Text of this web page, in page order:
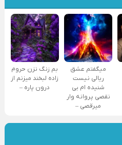
میگفتم عشق
ریالی نیست
شنیده ام بی
نقصی پروانه وار
میرقصی –
بم زنگ نزن حروم
زاده لبخند میزنم از
درون پاره –